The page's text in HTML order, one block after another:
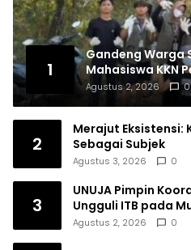
1
Gandeng Warga
Mahasiswa KKN
Drainase Desa
Agustus 2, 2026 0
2
Merajut Eksistensi:
Sebagai Subjek
Agustus 3, 2026 0
3
UNUJA Pimpin
Ungguli ITB pada
Agustus 2, 2026 0